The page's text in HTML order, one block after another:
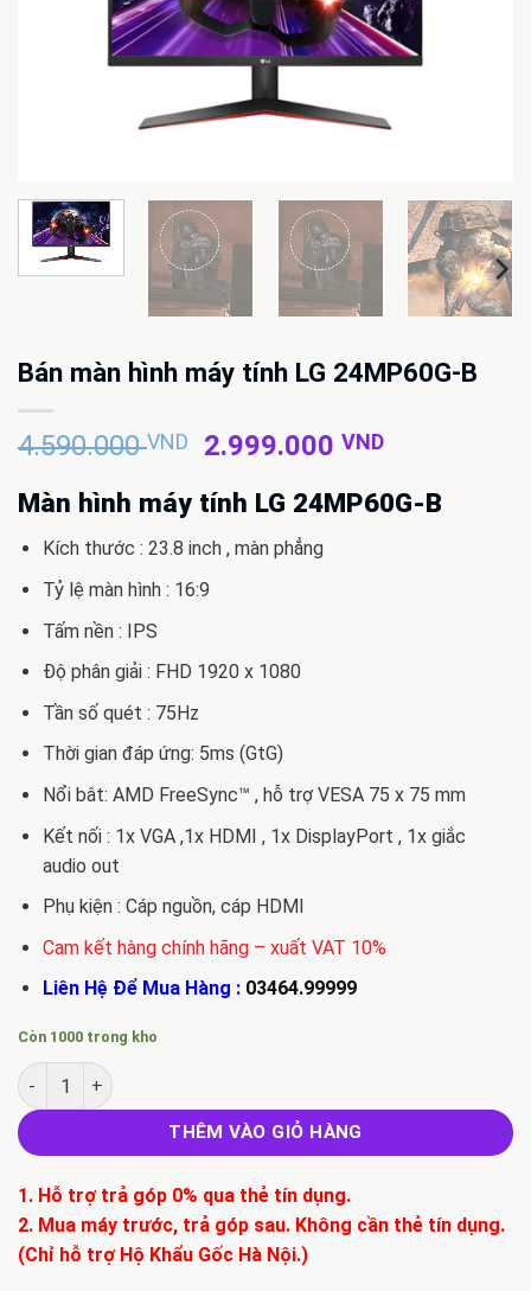
Bán màn hình máy tính LG 24MP60G-B
4.590.000VND
Giá
là:
4.590.000 VND.
2.999.000VNDGiá
tại
Màn hình máy tính LG 24MP60G-B
Kích thước : 23.8 inch , màn phẳng
Tỷ lệ màn hình : 16:9
Tấm nền : IPS
Độ phân giải : FHD 1920 x 1080
Tần số quét : 75Hz
Thời gian đáp ứng: 5ms (GtG)
Nổi bât: AMD FreeSync™ , hỗ trợ VESA 75 x 75 mm
Kết nối : 1x VGA ,1x HDMI , 1x DisplayPort , 1x giắc
audio out
Phụ kiện : Cáp nguồn, cáp HDMI
Cam kết hàng chính hãng – xuất VAT 10%
Liên Hệ Để Mua Hàng : 03464.99999
Còn 1000 trong kho
Bán màn hình máy tính LG 24MP60G-B số lượng
THÊM VÀO GIỎ HÀNG
1. Hỗ trợ trả góp 0% qua thẻ tín dụng.
2. Mua máy trước, trả góp sau. Không cần thẻ tín dụng.
(Chỉ hỗ trợ Hộ Khẩu Gốc Hà Nội.)